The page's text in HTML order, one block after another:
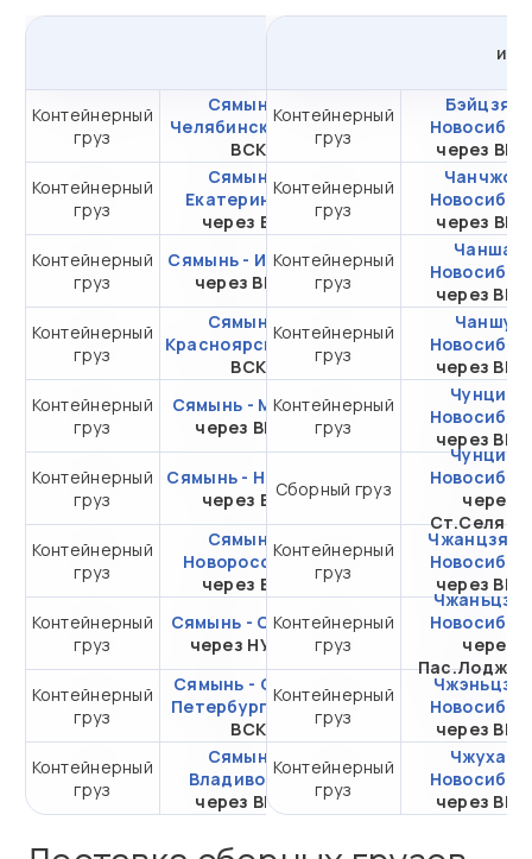
Контейнерный
груз
Сямынь -
Челябинск через
ВСК
от 284 170,89 ₽ за
20DC
Контейнерный
груз
Сямынь -
Екатеринбург
через ВСК
от 288 168,84 ₽ за
20DC
Контейнерный
груз
Сямынь - Иркутск
через ВМТП
от 259 495,76 ₽ за
20DC
Контейнерный
груз
Сямынь -
Красноярскчерез
ВСК
от 232 548,87 ₽ за
20DC
Контейнерный
груз
Сямынь - Москва
через ВМКТ
от 322 420,42 ₽ за
20DC
Контейнерный
груз
Сямынь - Находка
через ВСК
от 137 210,43 ₽ за
Контейнерный
груз
Сямынь -
Новороссийск
через ВСК
от 486 038 ₽ за
20DC
Контейнерный
груз
Сямынь - Самара
через НУТЭП
от 516 329,20 ₽ за
Контейнерный
груз
Сямынь - Санкт-
Петербург через
ВСК
от 278 430,18 ₽ за
20DC
Контейнерный
груз
Сямынь -
Владивосток
через ВМКТ
от 110 727,06 ₽ за
20DC
из
Контейнерный
груз
Бэйцзяо -
через
Контейнерный
груз
Чанчжоу
через
Контейнерный
груз
Чанша -
через
Контейнерный
груз
Чаншу -
через
Контейнерный
груз
Чунцин -
через
Сборный груз
Чунцин -
через
Контейнерный
груз
через
Контейнерный
груз
через
Контейнерный
груз
через
Контейнерный
груз
Чжухай -
через